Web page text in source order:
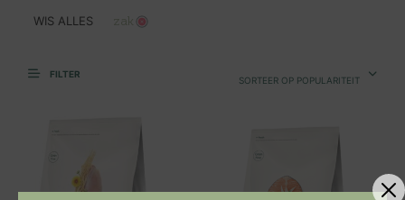
WIS ALLES zak
FILTER
SORTEER OP POPULARITEIT